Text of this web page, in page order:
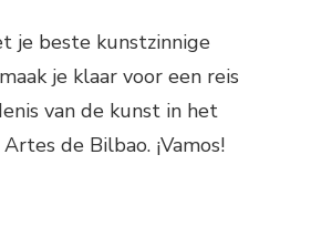
je beste kunstzinnige
je klaar voor een reis
van de kunst in het
de Bilbao. ¡Vamos!